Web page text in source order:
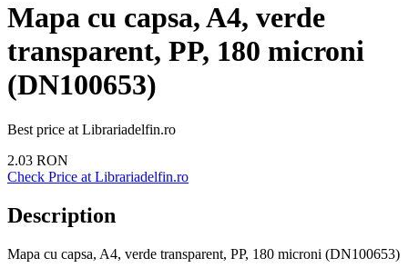
Mapa cu capsa, A4, verde
transparent, PP, 180 microni
(DN100653)
Best price at Librariadelfin.ro
2.03 RON
Check Price at Librariadelfin.ro
Description
Mapa cu capsa, A4, verde transparent, PP, 180 microni (DN100653)